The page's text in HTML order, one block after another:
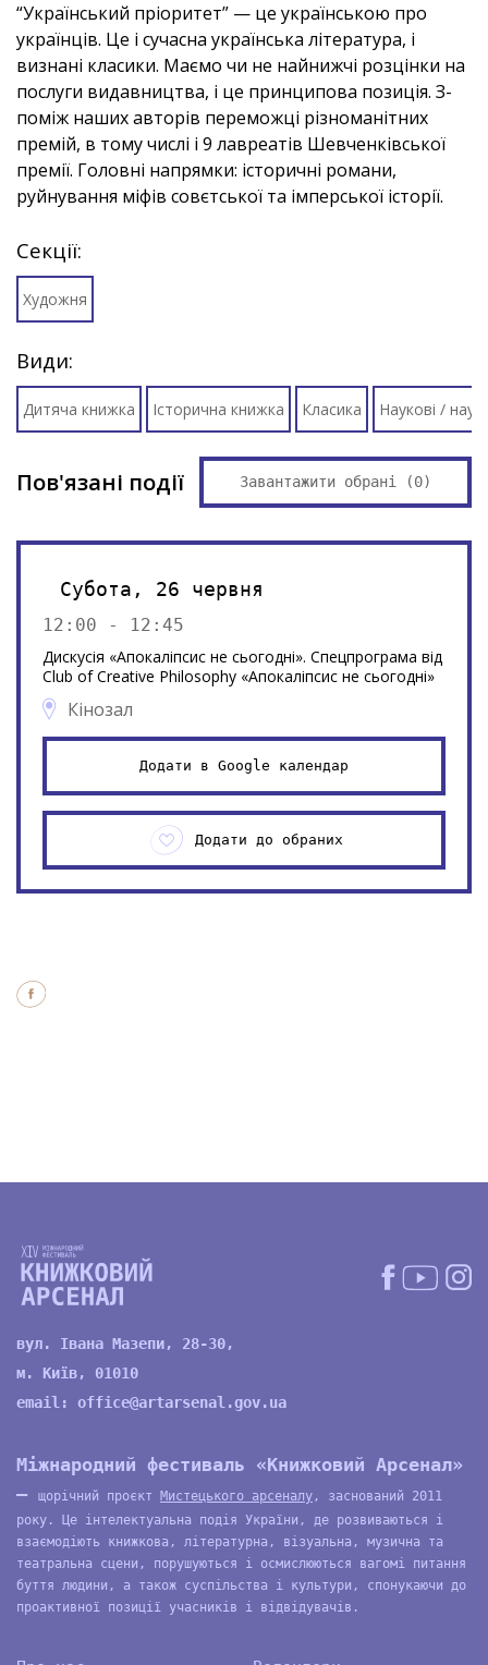
“Український пріоритет” — це українською про
українців. Це і сучасна українська література, і
визнані класики. Маємо чи не найнижчі розцінки на
послуги видавництва, і це принципова позиція. З-
поміж наших авторів переможці різноманітних
премій, в тому числі і 9 лавреатів Шевченківської
премії. Головні напрямки: історичні романи,
руйнування міфів совєтської та імперської історії.
Секції:
Художня
Види:
Дитяча книжка Історична книжка Класика Наукові /
Пов'язані події Завантажити обрані (0)
Субота, 26 червня
12:00 - 12:45
Дискусія «Апокаліпсис не сьогодні». Спецпрограма від
Club of Creative Philosophy «Апокаліпсис не сьогодні»
Кінозал
Додати в Google календар
Додати до обраних
вул. Івана Мазепи, 28-30,
м. Київ, 01010
email: office@artarsenal.gov.ua
Міжнародний фестиваль «Книжковий Арсенал»
—
щорічний проєкт Мистецького арсеналу , заснований 2011
року. Це інтелектуальна подія України, де розвиваються і
взаємодіють книжкова, літературна, візуальна, музична та
театральна сцени, порушуються і осмислюються вагомі питання
буття людини, а також суспільства і культури, спонукаючи до
проактивної позиції учасників і відвідувачів.